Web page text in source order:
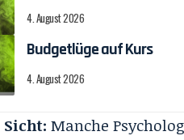
4. August 2026
Budgetlüge auf Kurs
4. August 2026
Sicht:Manche